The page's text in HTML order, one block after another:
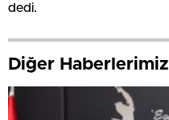
dedi.
Diğer Haberlerimiz